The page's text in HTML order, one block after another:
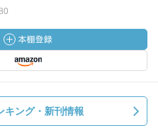
キング・新刊情報